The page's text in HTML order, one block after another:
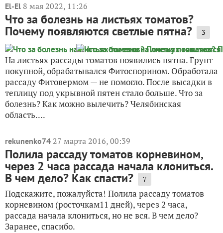
El-El 8 мая 2022, 11:26
Что за болезнь на листьях томатов?
Почему появляются светлые пятна? 3
На листьях рассады томатов появились пятна. Грунт
покупной, обрабатывался Фитоспорином. Обработала
рассаду Фитовермом — не помогло. После высадки в
теплицу под укрывной пятен стало больше. Что за
болезнь? Как можно вылечить? Челябинская
область....
rekunenko74 27 марта 2016, 00:39
Полила рассаду томатов корневином,
через 2 часа рассада начала клониться.
В чем дело? Как спасти? 7
Подскажите, пожалуйста! Полила рассаду томатов
корневином (росточкам11 дней), через 2 часа,
рассада начала клониться, но не вся. В чем дело?
Заранее, спасибо.